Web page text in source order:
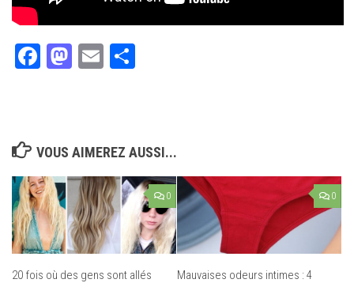
Facebook
Mastodon
Email
VOUS AIMEREZ AUSSI...
0
20 fois où des gens sont allés
0
Mauvaises odeurs intimes : 4